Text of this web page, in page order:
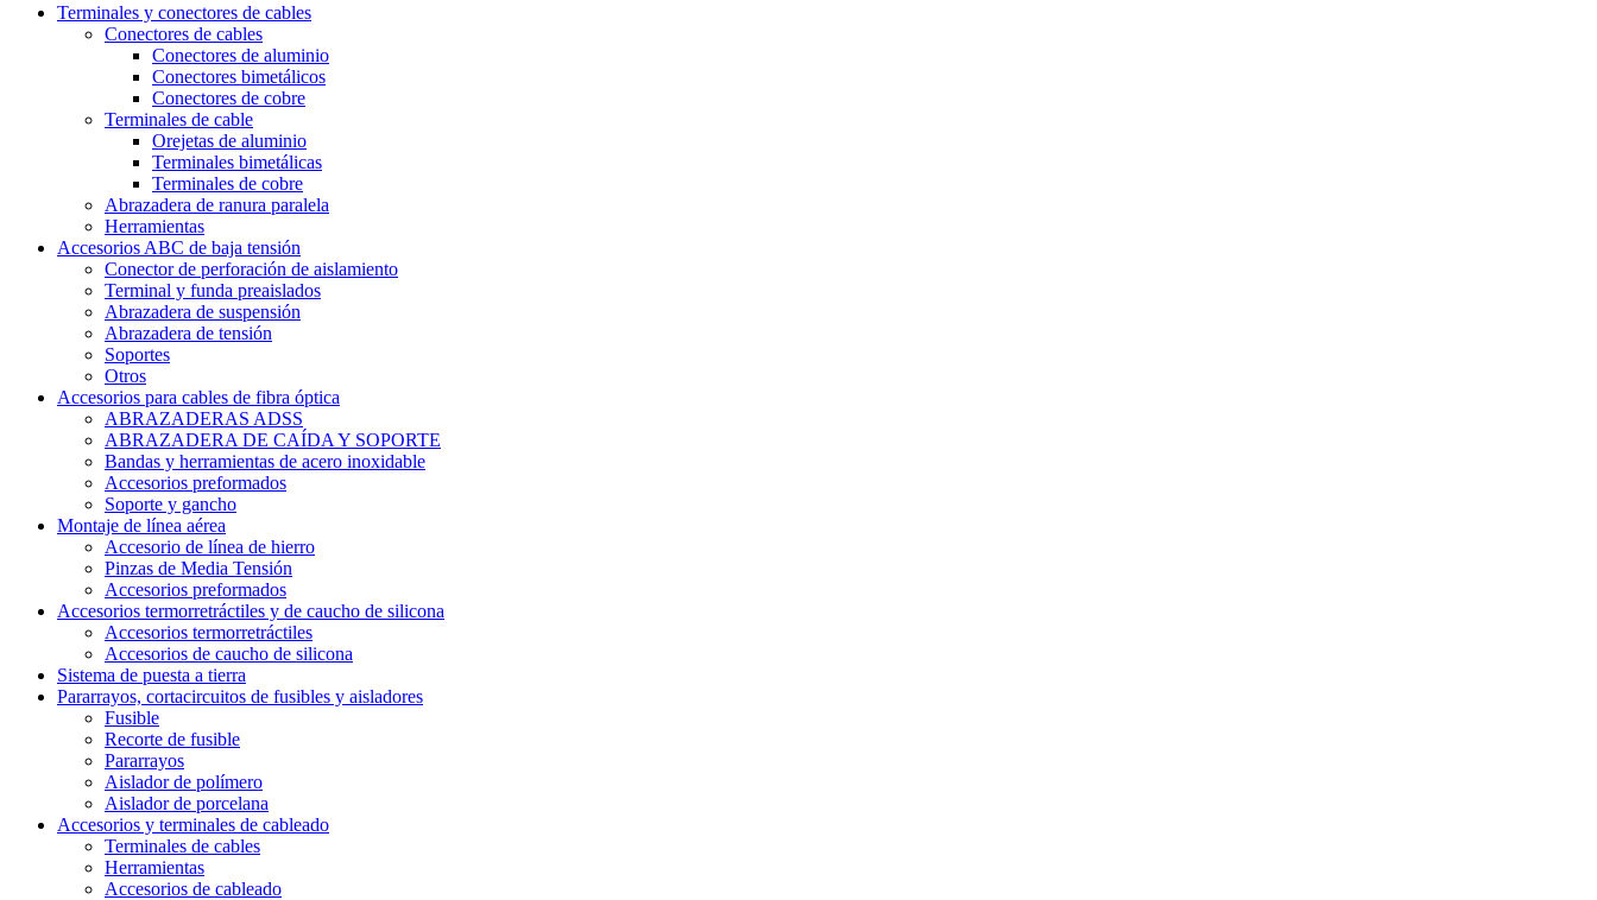
Terminales y conectores de cables
Conectores de cables
Conectores de aluminio
Conectores bimetálicos
Conectores de cobre
Terminales de cable
Orejetas de aluminio
Terminales bimetálicas
Terminales de cobre
Abrazadera de ranura paralela
Herramientas
Accesorios ABC de baja tensión
Conector de perforación de aislamiento
Terminal y funda preaislados
Abrazadera de suspensión
Abrazadera de tensión
Soportes
Otros
Accesorios para cables de fibra óptica
ABRAZADERAS ADSS
ABRAZADERA DE CAÍDA Y SOPORTE
Bandas y herramientas de acero inoxidable
Accesorios preformados
Soporte y gancho
Montaje de línea aérea
Accesorio de línea de hierro
Pinzas de Media Tensión
Accesorios preformados
Accesorios termorretráctiles y de caucho de silicona
Accesorios termorretráctiles
Accesorios de caucho de silicona
Sistema de puesta a tierra
Pararrayos, cortacircuitos de fusibles y aisladores
Fusible
Recorte de fusible
Pararrayos
Aislador de polímero
Aislador de porcelana
Accesorios y terminales de cableado
Terminales de cables
Herramientas
Accesorios de cableado